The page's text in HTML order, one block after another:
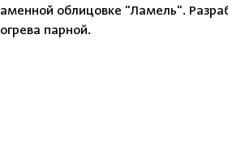
Облицовка и порталы
SPA-оборудование
облицовке "Ламель".
парной.